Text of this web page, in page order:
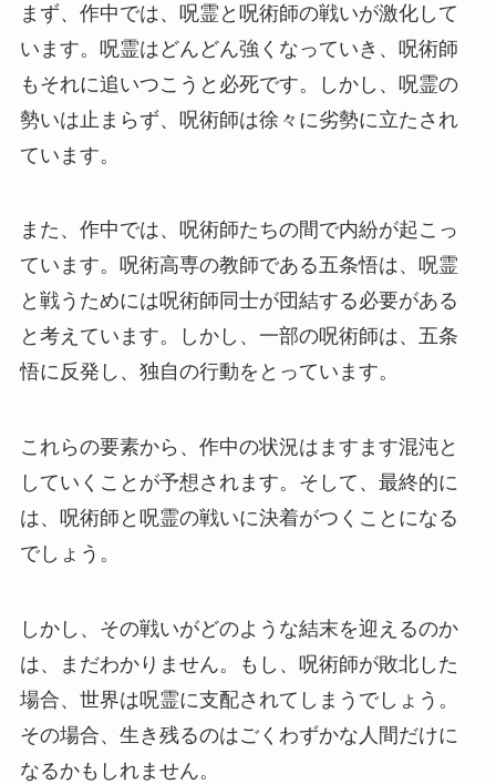
まず、作中では、呪霊と呪術師の戦いが激化して
います。呪霊はどんどん強くなっていき、呪術師
もそれに追いつこうと必死です。しかし、呪霊の
勢いは止まらず、呪術師は徐々に劣勢に立たされ
ています。
また、作中では、呪術師たちの間で内紛が起こっ
ています。呪術高専の教師である五条悟は、呪霊
と戦うためには呪術師同士が団結する必要がある
と考えています。しかし、一部の呪術師は、五条
悟に反発し、独自の行動をとっています。
これらの要素から、作中の状況はますます混沌と
していくことが予想されます。そして、最終的に
は、呪術師と呪霊の戦いに決着がつくことになる
でしょう。
しかし、その戦いがどのような結末を迎えるのか
は、まだわかりません。もし、呪術師が敗北した
場合、世界は呪霊に支配されてしまうでしょう。
その場合、生き残るのはごくわずかな人間だけに
なるかもしれません。